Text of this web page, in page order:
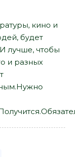
кино и
будет
лучше, чтобы
и разных